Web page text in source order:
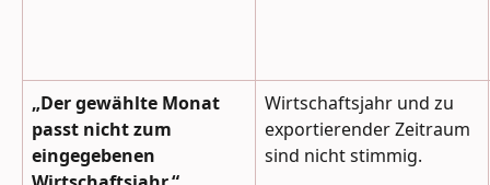
„Der gewählte Monat
passt nicht zum
eingegebenen
Wirtschaftsjahr und zu
exportierender Zeitraum
sind nicht stimmig.